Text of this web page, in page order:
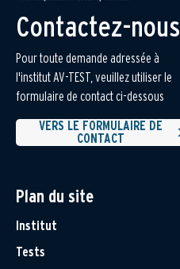
Contactez-nous
Pour toute demande adressée à
l'institut AV-TEST, veuillez utiliser le
formulaire de contact ci-dessous
VERS LE FORMULAIRE DE
CONTACT
Plan du site
Institut
Tests